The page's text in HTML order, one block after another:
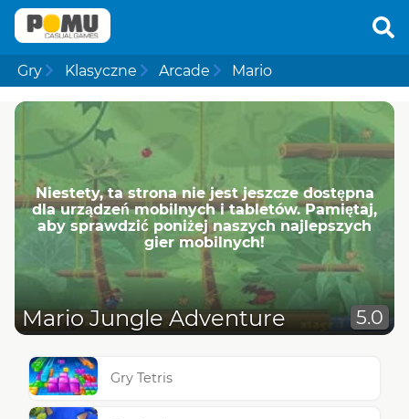
Gry Klasyczne Arcade Mario
Niestety, ta strona nie jest jeszcze dostępna
dla urządzeń mobilnych i tabletów. Pamiętaj,
aby sprawdzić poniżej naszych najlepszych
gier mobilnych!
Mario Jungle Adventure 5.0
Gry Tetris